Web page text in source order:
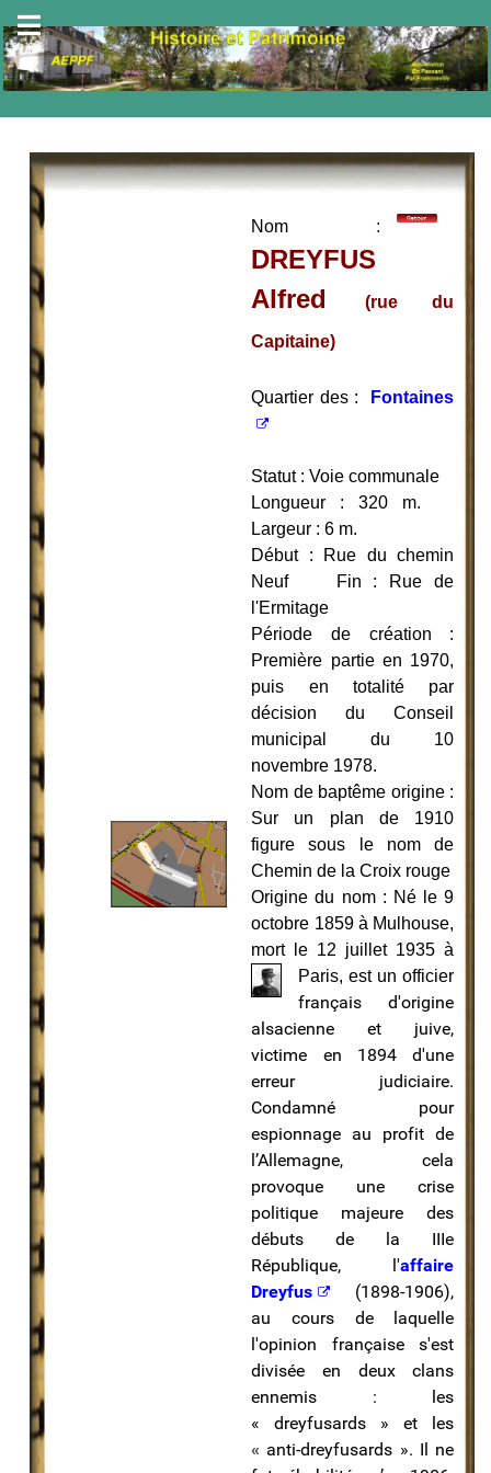
Nom :
DREYFUS
Alfred
(rue du
Capitaine)
Quartier des : Fontaines
Statut : Voie communale
Longueur : 320 m.
Largeur : 6 m.
Début : Rue du chemin
Neuf Fin : Rue de
l'Ermitage
Période de création :
Première partie en 1970,
puis en totalité par
décision du Conseil
municipal du 10
novembre 1978.
Nom de baptême origine :
Sur un plan de 1910
figure sous le nom de
Chemin de la Croix rouge
Origine du nom : Né le 9
octobre 1859 à Mulhouse,
mort le 12 juillet 1935à
Paris, est un officier
français d'origine
alsacienne et juive,
victime en 1894 d'une
erreur judiciaire.
Condamné pour
espionnage au profit de
l’Allemagne, cela
provoque une crise
politique majeure des
débuts de la IIIe
République, l'affaire
Dreyfus
(1898-1906),
au cours de laquelle
l'opinion française s'est
divisée en deux clans
ennemis : les
« dreyfusards » et les
« anti-dreyfusards ». Il ne